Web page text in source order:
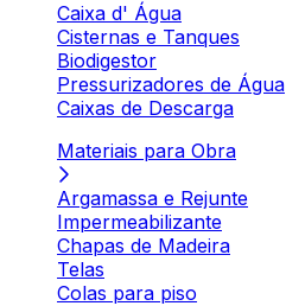
Caixa d' Água
Cisternas e Tanques
Biodigestor
Pressurizadores de Água
Caixas de Descarga
Materiais para Obra
Argamassa e Rejunte
Impermeabilizante
Chapas de Madeira
Telas
Colas para piso